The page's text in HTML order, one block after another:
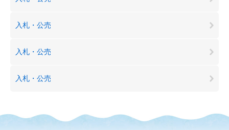
入札・公売
入札・公売
入札・公売